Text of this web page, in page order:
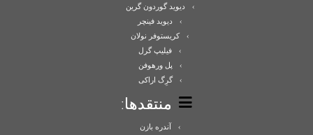
دیوید گوردون گرین
دیوید فینچر
کریستوفر نولان
فیلیپ گرل
پل ورهوفن
گرِگ اراکی
منتقدها:
آندره بازن